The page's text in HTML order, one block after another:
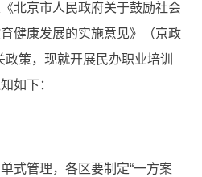
北京市人民政府关于鼓励社会
健康发展的实施意见》（京政
策，现就开展民办职业培训
如下：
式管理，各区要制定“一方案